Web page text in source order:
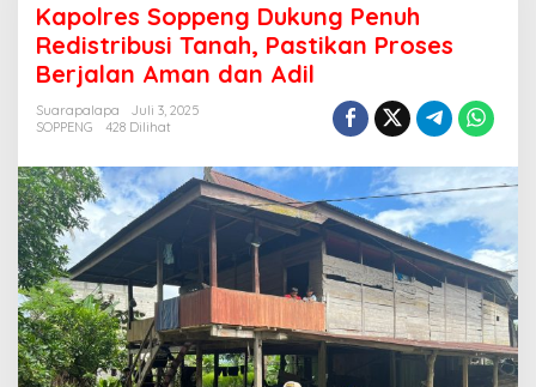
Dukung
Penuh
Redistribusi
Berjalan
Aman
dan
Adil
Kapolres Soppeng Dukung Penuh
Redistribusi Tanah, Pastikan Proses
Berjalan Aman dan Adil
Suarapalapa
Juli 3, 2025
SOPPENG
428 Dilihat